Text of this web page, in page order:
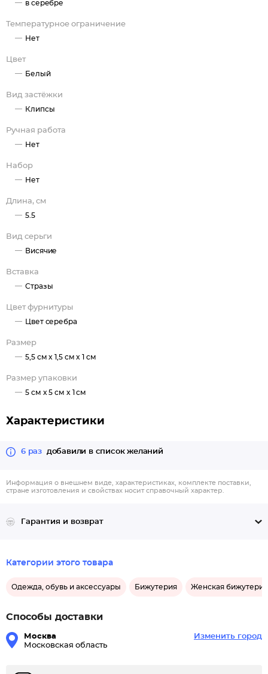
в серебре
Температурное ограничение
Нет
Цвет
Белый
Вид застёжки
Клипсы
Ручная работа
Нет
Набор
Нет
Длина, см
5.5
Вид серьги
Висячие
Вставка
Стразы
Цвет фурнитуры
Цвет серебра
Размер
5,5 см x 1,5 см x 1 см
Размер упаковки
5 см x 5 см x 1 см
Характеристики
6 раз добавили в список желаний
Информация о внешнем виде, характеристиках, комплекте поставки,
стране изготовления и свойствах носит справочный характер.
Гарантия и возврат
Категории этого товара
Одежда, обувь и аксессуары Бижутерия Женская бижутерия
Способы доставки
Москва
Московская область
Изменить город